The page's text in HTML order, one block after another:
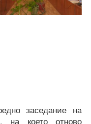
заседание на
на което отново